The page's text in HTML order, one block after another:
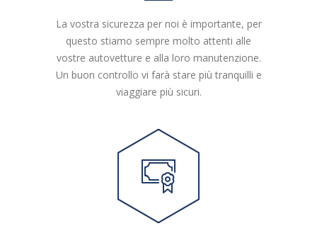
La vostra sicurezza per noi è importante, per
questo stiamo sempre molto attenti alle
vostre autovetture e alla loro manutenzione.
Un buon controllo vi farà stare più tranquilli e
viaggiare più sicuri.